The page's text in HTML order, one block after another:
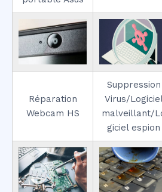
Réparation
Webcam HS
Suppression
Virus/
malveillant/
giciel espion